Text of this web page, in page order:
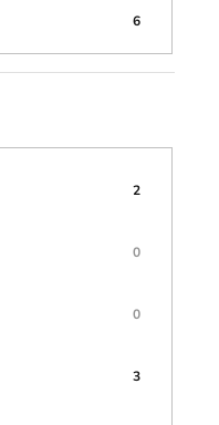
6
2
0
0
3